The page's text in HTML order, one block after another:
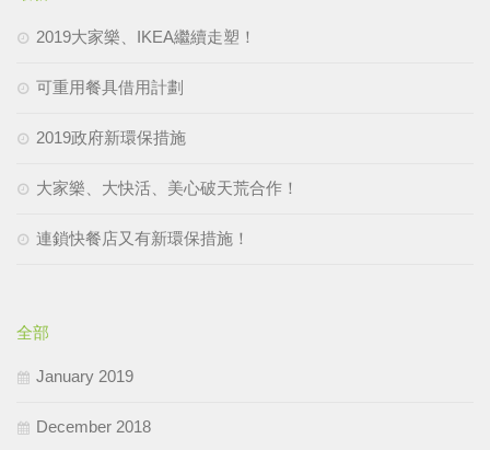
2019大家樂、IKEA繼續走塑！
可重用餐具借用計劃
2019政府新環保措施
大家樂、大快活、美心破天荒合作！
連鎖快餐店又有新環保措施！
全部
January 2019
December 2018